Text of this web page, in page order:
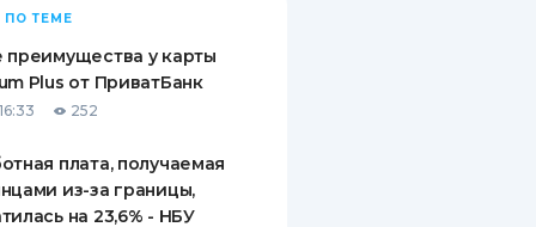
ВИНЬЕТКА
СОТРУДНИКОВ
ОТ
СЛУЧАЕВ
ВОПРОСЫ И ОТВЕТЫ
ПУТЕВОДИТЕЛИ ПО
ПО ТЕМЕ
преимущества у карты
Plus от ПриватБанк
252
плата, получаемая
из-за границы,
на 23,6% - НБУ